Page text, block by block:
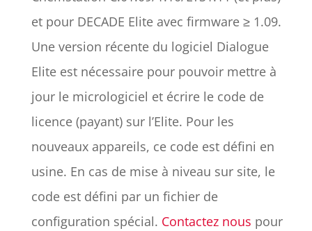
et pour DECADE Elite avec firmware ≥ 1.09.
Une version récente du logiciel Dialogue
Elite est nécessaire pour pouvoir mettre à
jour le micrologiciel et écrire le code de
licence (payant) sur l’Elite. Pour les
nouveaux appareils, ce code est défini en
usine. En cas de mise à niveau sur site, le
code est défini par un fichier de
configuration spécial. Contactez nous pour